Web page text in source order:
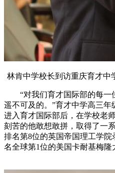
林肯中学校长到访重庆育才中
“对我们育才国际部的每
遥不可及的。”育才中学高三年
进入育才国际部后， 在学校老
刻苦的他敢想敢拼， 取得了一
排名第8位的英国帝国理工学
名全球第1位的美国卡耐基梅隆